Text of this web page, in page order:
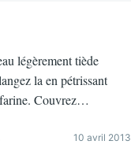
légèrement tiède
la en pétrissant
Couvrez…
10 avril 2013